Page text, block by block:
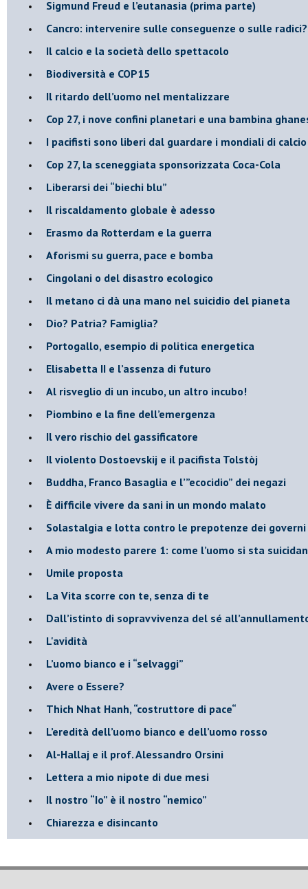
Sigmund Freud e l’eutanasia (prima parte)
Cancro: intervenire sulle conseguenze o sulle radici?
​Il calcio e la società dello spettacolo
Biodiversità e COP15
​Il ritardo dell’uomo nel mentalizzare
​Cop 27, i nove confini planetari e una bambina
​I pacifisti sono liberi dal guardare i mondiali di
​Cop 27, la sceneggiata sponsorizzata Coca-Cola
​Liberarsi dei “biechi blu”
Il riscaldamento globale è adesso
​Erasmo da Rotterdam e la guerra
​Aforismi su guerra, pace e bomba
Cingolani o del disastro ecologico
​Il metano ci dà una mano nel suicidio del pianeta
​Dio? Patria? Famiglia?
Portogallo, esempio di politica energetica
​Elisabetta II e l’assenza di futuro
Al risveglio di un incubo, un altro incubo!
​Piombino e la fine dell’emergenza
​Il vero rischio del gassificatore
​Il violento Dostoevskij e il pacifista Tolstòj
​Buddha, Franco Basaglia e l’”ecocidio” dei negazi
​È difficile vivere da sani in un mondo malato
Solastalgia e lotta contro le prepotenze dei
​A mio modesto parere 1: come l’uomo si sta
​Umile proposta
​La Vita scorre con te, senza di te
​Dall’istinto di sopravvivenza del sé
L'avidità
​L’uomo bianco e i “selvaggi”
​Avere o Essere?
​Thich Nhat Hanh, “costruttore di pace“
​L’eredità dell’uomo bianco e dell’uomo rosso
Al-Hallaj e il prof. Alessandro Orsini
​Lettera a mio nipote di due mesi
​Il nostro “Io” è il nostro “nemico”
​Chiarezza e disincanto